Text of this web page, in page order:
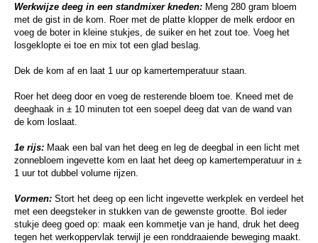
Werkwijze deeg in een standmixer kneden: Meng 280 gram bloem
met de gist in de kom. Roer met de platte klopper de melk erdoor en
voeg de boter in kleine stukjes, de suiker en het zout toe. Voeg het
losgeklopte ei toe en mix tot een glad beslag.
Dek de kom af en laat 1 uur op kamertemperatuur staan.
Roer het deeg door en voeg de resterende bloem toe. Kneed met de
deeghaak in ± 10 minuten tot een soepel deeg dat van de wand van
de kom loslaat.
1e rijs: Maak een bal van het deeg en leg de deegbal in een licht met
zonnebloem ingevette kom en laat het deeg op kamertemperatuur in ±
1 uur tot dubbel volume rijzen.
Vormen: Stort het deeg op een licht ingevette werkplek en verdeel het
met een deegsteker in stukken van de gewenste grootte. Bol ieder
stukje deeg goed op: maak een kommetje van je hand, druk het deeg
tegen het werkoppervlak terwijl je een ronddraaiende beweging maakt.